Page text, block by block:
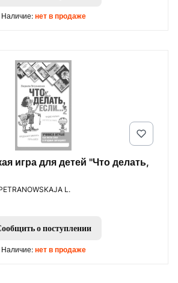
Наличие: нет в продаже
игра для детей "Что делать,
L.
о поступлении
Наличие: нет в продаже